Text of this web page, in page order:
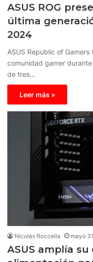
ASUS ROG
última
2024
ASUS Republic of
comunidad gamer
de tres…
Leer más »
Nicolás Roccella mayo
ASUS amplía